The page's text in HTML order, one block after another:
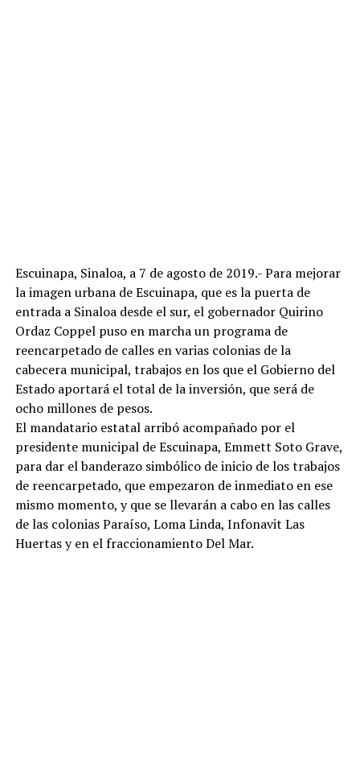
Escuinapa, Sinaloa, a 7 de agosto de 2019.- Para mejorar
la imagen urbana de Escuinapa, que es la puerta de
entrada a Sinaloa desde el sur, el gobernador Quirino
Ordaz Coppel puso en marcha un programa de
reencarpetado de calles en varias colonias de la
cabecera municipal, trabajos en los que el Gobierno del
Estado aportará el total de la inversión, que será de
ocho millones de pesos.
El mandatario estatal arribó acompañado por el
presidente municipal de Escuinapa, Emmett Soto Grave,
para dar el banderazo simbólico de inicio de los trabajos
de reencarpetado, que empezaron de inmediato en ese
mismo momento, y que se llevarán a cabo en las calles
de las colonias Paraíso, Loma Linda, Infonavit Las
Huertas y en el fraccionamiento Del Mar.